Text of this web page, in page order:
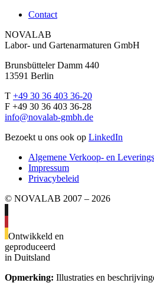
Contact
NOVALAB
Labor- und Gartenarmaturen GmbH
Brunsbütteler Damm 440
13591 Berlin
T +49 30 36 403 36-20
F +49 30 36 403 36-28
info@novalab-gmbh.de
Bezoekt u ons ook op LinkedIn
Algemene Verkoop- en
Impressum
Privacybeleid
© NOVALAB 2007 – 2026
Ontwikkeld en
geproduceerd
in Duitsland
Opmerking: Illustraties en